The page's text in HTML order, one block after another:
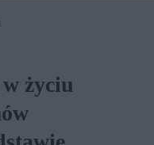
życiu